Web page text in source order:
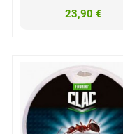
23,90 €